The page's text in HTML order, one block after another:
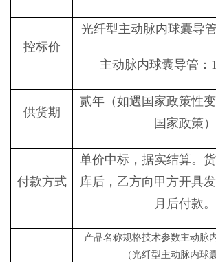
控标价
光纤型主动脉内球囊导管
主动脉内球囊导管 ：
供货期
贰年（如遇 国家政策性
国家政策）
付款方式
单价中标，据实结算。
库后，乙方向甲方开具
月后付款。
产品名称规格技术参数主动脉
（光纤型主动脉内球